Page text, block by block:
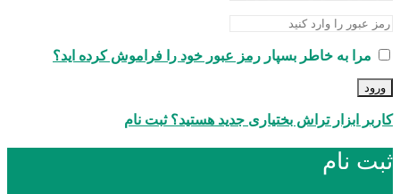
مرا به خاطر بسپار رمز عبور خود را فراموش کرده اید؟
ورود
کاربر ابزار تراش بختیاری جدید هستید؟ ثبت نام
ثبت نام